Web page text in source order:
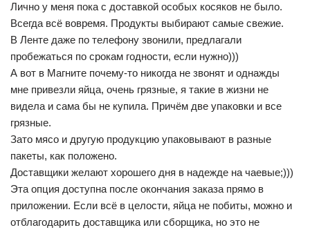
Лично у меня пока с доставкой особых косяков не было.
Всегда всё вовремя. Продукты выбирают самые свежие.
В Ленте даже по телефону звонили, предлагали
пробежаться по срокам годности, если нужно)))
А вот в Магните почему-то никогда не звонят и однажды
мне привезли яйца, очень грязные, я такие в жизни не
видела и сама бы не купила. Причём две упаковки и все
грязные.
Зато мясо и другую продукцию упаковывают в разные
пакеты, как положено.
Доставщики желают хорошего дня в надежде на чаевые;)))
Эта опция доступна после окончания заказа прямо в
приложении. Если всё в целости, яйца не побиты, можно и
отблагодарить доставщика или сборщика, но это не